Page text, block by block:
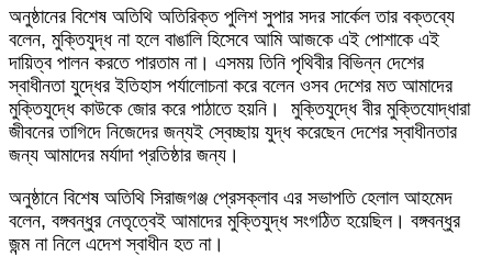
অনুষ্ঠানের বিশেষ অতিথি অতিরিক্ত পুলিশ সুপার সদর সার্কেল তার বক্তব্যে
বলেন, মুক্তিযুদ্ধ না হলে বাঙালি হিসেবে আমি আজকে এই পোশাকে এই
দায়িত্ব পালন করতে পারতাম না। এসময় তিনি পৃথিবীর বিভিন্ন দেশের
স্বাধীনতা যুদ্ধের ইতিহাস পর্যালোচনা করে বলেন ওসব দেশের মত আমাদের
মুক্তিযুদ্ধে কাউকে জোর করে পাঠাতে হয়নি। মুক্তিযুদ্ধে বীর মুক্তিযোদ্ধারা
জীবনের তাগিদে নিজেদের জন্যই স্বেচ্ছায় যুদ্ধ করেছেন দেশের স্বাধীনতার
জন্য আমাদের মর্যাদা প্রতিষ্ঠার জন্য।
অনুষ্ঠানে বিশেষ অতিথি সিরাজগঞ্জ প্রেসক্লাব এর সভাপতি হেলাল আহমেদ
বলেন, বঙ্গবন্ধুর নেতৃত্বেই আমাদের মুক্তিযুদ্ধ সংগঠিত হয়েছিল। বঙ্গবন্ধুর
জন্ম না নিলে এদেশ স্বাধীন হত না।